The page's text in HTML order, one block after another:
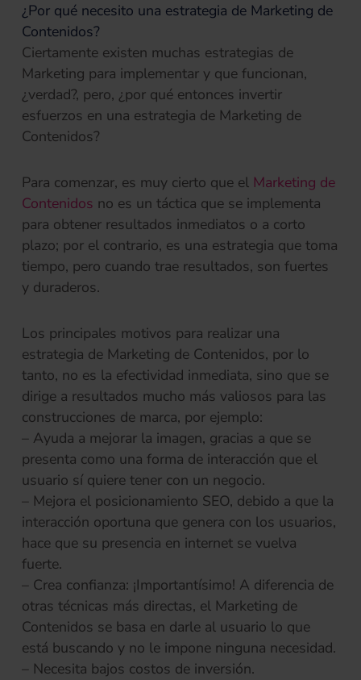
¿Por qué necesito una estrategia de Marketing de
Contenidos?
Ciertamente existen muchas estrategias de
Marketing para implementar y que funcionan,
¿verdad?, pero, ¿por qué entonces invertir
esfuerzos en una estrategia de Marketing de
Contenidos?
Para comenzar, es muy cierto que el Marketing de
Contenidos no es un táctica que se implementa
para obtener resultados inmediatos o a corto
plazo; por el contrario, es una estrategia que toma
tiempo, pero cuando trae resultados, son fuertes
y duraderos.
Los principales motivos para realizar una
estrategia de Marketing de Contenidos, por lo
tanto, no es la efectividad inmediata, sino que se
dirige a resultados mucho más valiosos para las
construcciones de marca, por ejemplo:
– Ayuda a mejorar la imagen, gracias a que se
presenta como una forma de interacción que el
usuario sí quiere tener con un negocio.
– Mejora el posicionamiento SEO, debido a que la
interacción oportuna que genera con los usuarios,
hace que su presencia en internet se vuelva
fuerte.
– Crea confianza: ¡Importantísimo! A diferencia de
otras técnicas más directas, el Marketing de
Contenidos se basa en darle al usuario lo que
está buscando y no le impone ninguna necesidad.
– Necesita bajos costos de inversión.